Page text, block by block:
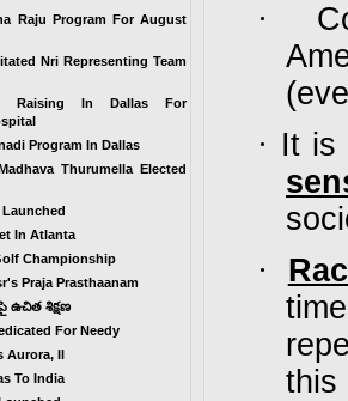
Raju Program For August
Nri Representing Team
Raising In Dallas For
Program In Dallas
Thurumella Elected
In Atlanta
Championship
Praja Prasthaanam
ఉచిత శిక్షణ
For Needy
Aurora, Il
To India
·
· It is
·